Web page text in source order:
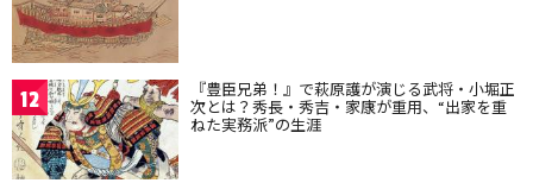
12 『豊臣兄弟！』で萩原護が演じる武将・小堀正
次とは？秀長・秀吉・家康が重用、“出家を重
ねた実務派”の生涯